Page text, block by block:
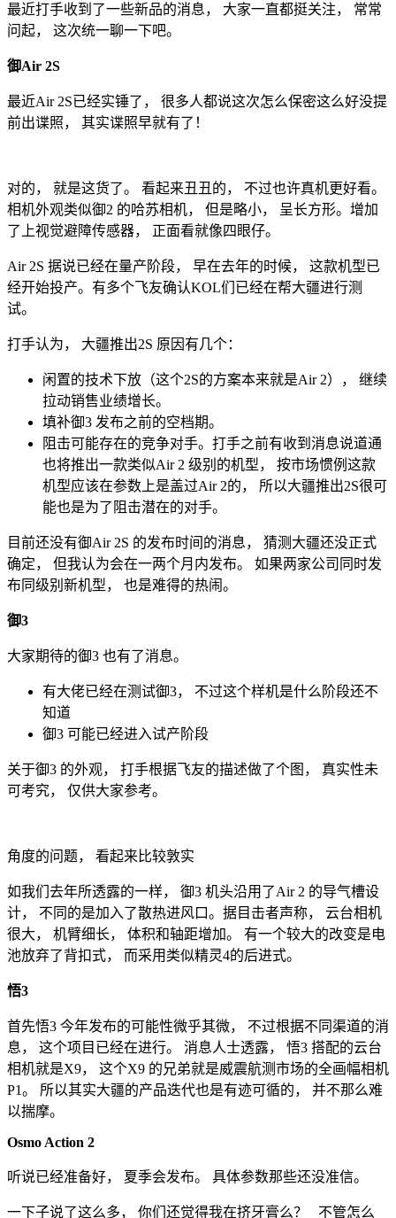
最近打手收到了一些新品的消息， 大家一直都挺关注， 常常
问起， 这次统一聊一下吧。
御Air 2S
最近Air 2S已经实锤了， 很多人都说这次怎么保密这么好没提
前出谍照， 其实谍照早就有了！
对的， 就是这货了。 看起来丑丑的， 不过也许真机更好看。
相机外观类似御2 的哈苏相机， 但是略小， 呈长方形。增加
了上视觉避障传感器， 正面看就像四眼仔。
Air 2S 据说已经在量产阶段， 早在去年的时候， 这款机型已
经开始投产。有多个飞友确认KOL们已经在帮大疆进行测
试。
打手认为， 大疆推出2S 原因有几个：
闲置的技术下放（这个2S的方案本来就是Air 2）， 继续
拉动销售业绩增长。
填补御3 发布之前的空档期。
阻击可能存在的竞争对手。打手之前有收到消息说道通
也将推出一款类似Air 2 级别的机型， 按市场惯例这款
机型应该在参数上是盖过Air 2的， 所以大疆推出2S很可
能也是为了阻击潜在的对手。
目前还没有御Air 2S 的发布时间的消息， 猜测大疆还没正式
确定， 但我认为会在一两个月内发布。 如果两家公司同时发
布同级别新机型， 也是难得的热闹。
御3
大家期待的御3 也有了消息。
有大佬已经在测试御3， 不过这个样机是什么阶段还不
知道
御3 可能已经进入试产阶段
关于御3 的外观， 打手根据飞友的描述做了个图， 真实性未
可考究， 仅供大家参考。
角度的问题， 看起来比较敦实
如我们去年所透露的一样， 御3 机头沿用了Air 2 的导气槽设
计， 不同的是加入了散热进风口。据目击者声称， 云台相机
很大， 机臂细长， 体积和轴距增加。 有一个较大的改变是电
池放弃了背扣式， 而采用类似精灵4的后进式。
悟3
首先悟3 今年发布的可能性微乎其微， 不过根据不同渠道的消
息， 这个项目已经在进行。 消息人士透露， 悟3 搭配的云台
相机就是X9， 这个X9 的兄弟就是威震航测市场的全画幅相机
P1。 所以其实大疆的产品迭代也是有迹可循的， 并不那么难
以揣摩。
Osmo Action 2
听说已经准备好， 夏季会发布。 具体参数那些还没准信。
一下子说了这么多， 你们还觉得我在挤牙膏么？ 不管怎么